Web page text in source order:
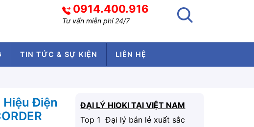
0914.400.916
Tư vấn miễn phí 24/7
TIN TỨC & SỰ KIỆN LIÊN HỆ
Hiệu Điện
ĐẠI LÝ HIOKI TẠI VIỆT NAM
Top 1 Đại lý bán lẻ xuất sắc